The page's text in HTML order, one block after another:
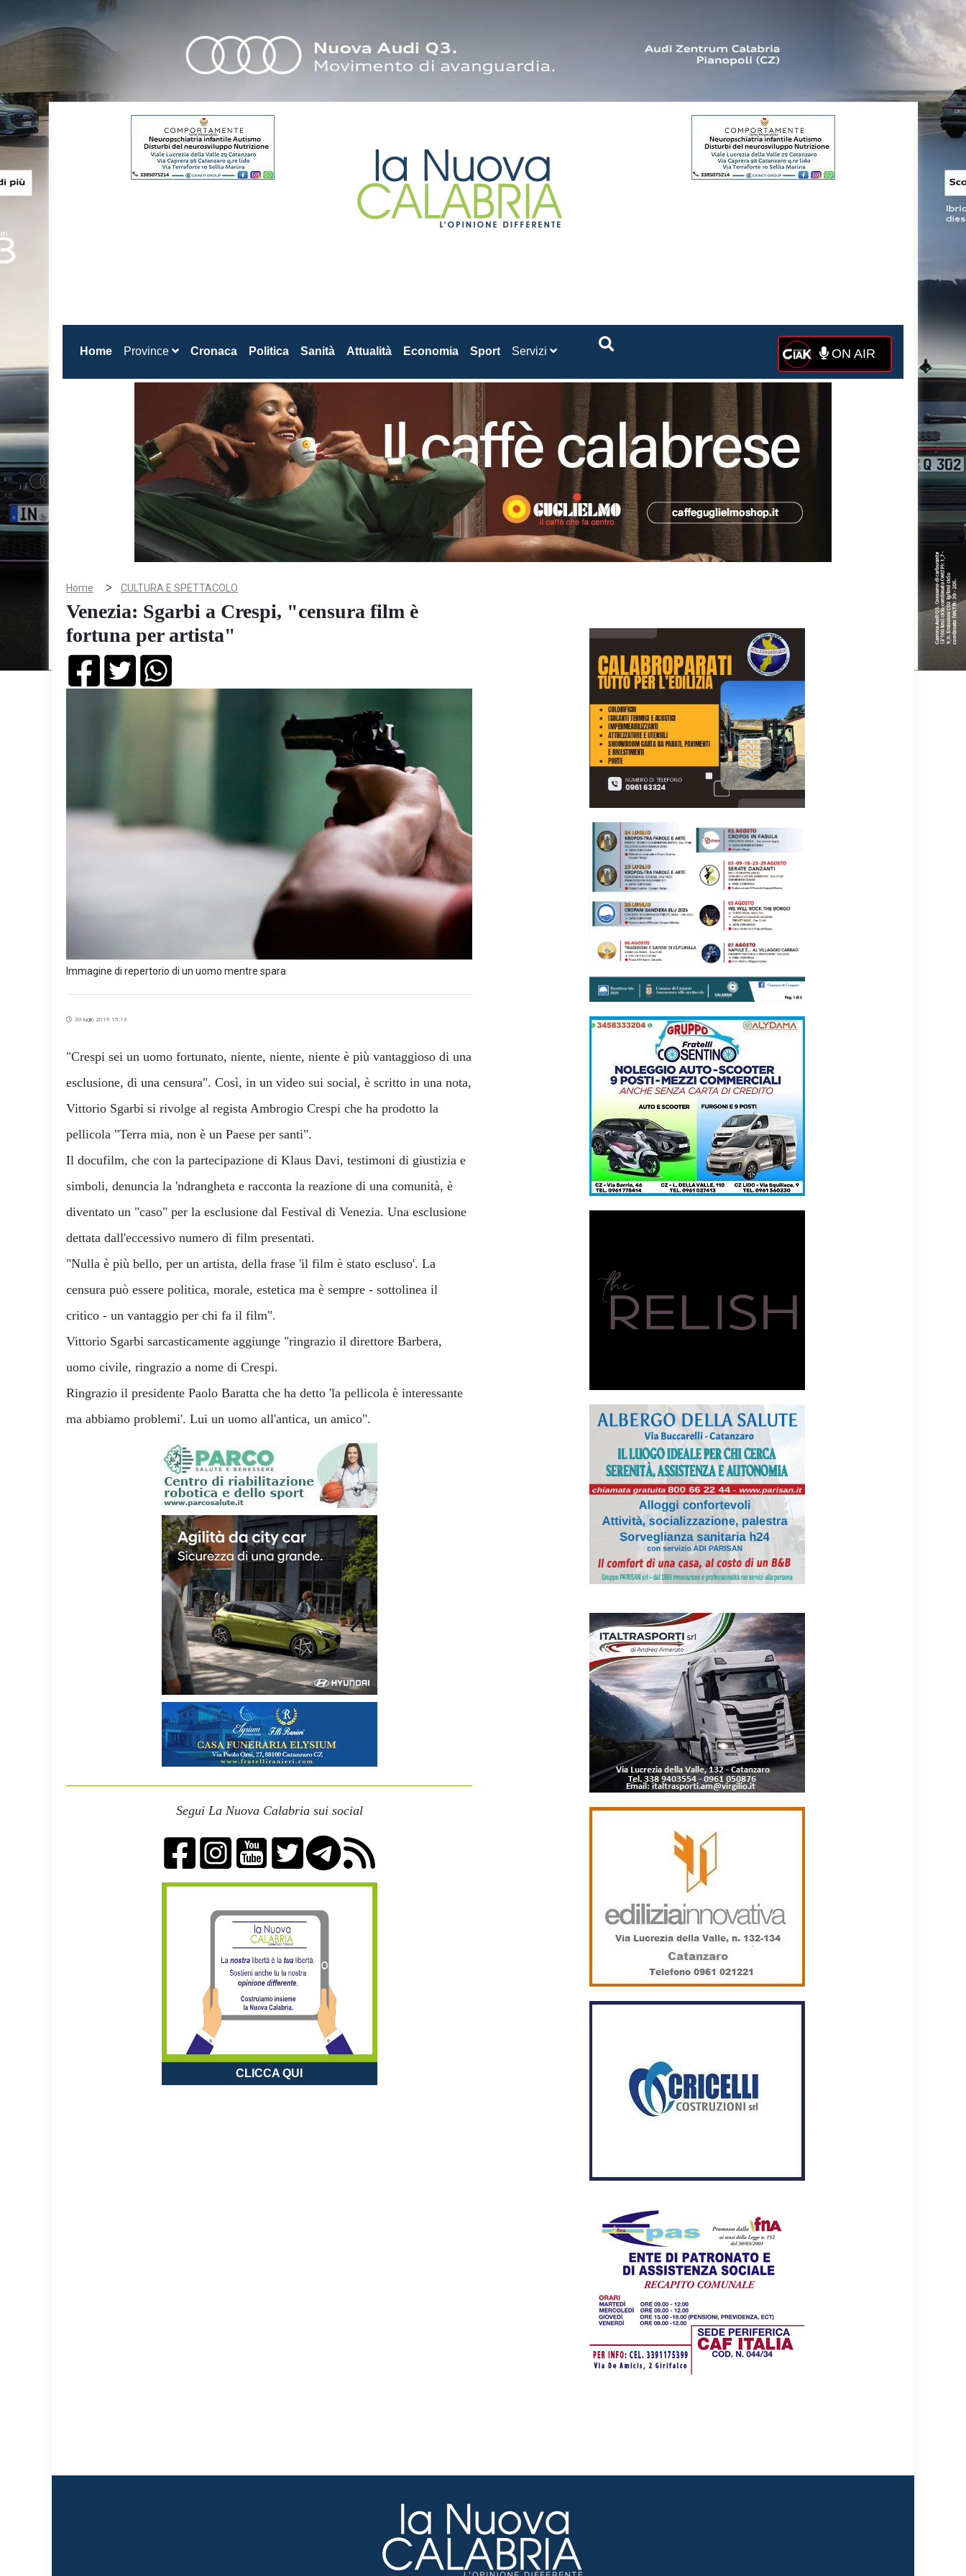
Home(current)
Province Cronaca Politica Sanità Attualità Economia Sport Servizi ON AIR
Home > CULTURA E SPETTACOLO
Venezia: Sgarbi a Crespi, "censura film è
fortuna per artista"
Immagine di repertorio di un uomo mentre spara
30 luglio 2019 15:13
"Crespi sei un uomo fortunato, niente, niente, niente è più vantaggioso di una
esclusione, di una censura". Così, in un video sui social, è scritto in una nota,
Vittorio Sgarbi si rivolge al regista Ambrogio Crespi che ha prodotto la
pellicola "Terra mia, non è un Paese per santi".
Il docufilm, che con la partecipazione di Klaus Davi, testimoni di giustizia e
simboli, denuncia la 'ndrangheta e racconta la reazione di una comunità, è
diventato un "caso" per la esclusione dal Festival di Venezia. Una esclusione
dettata dall'eccessivo numero di film presentati.
"Nulla è più bello, per un artista, della frase 'il film è stato escluso'. La
censura può essere politica, morale, estetica ma è sempre - sottolinea il
critico - un vantaggio per chi fa il film".
Vittorio Sgarbi sarcasticamente aggiunge "ringrazio il direttore Barbera,
uomo civile, ringrazio a nome di Crespi.
Ringrazio il presidente Paolo Baratta che ha detto 'la pellicola è interessante
ma abbiamo problemi'. Lui un uomo all'antica, un amico".
Segui La Nuova Calabria sui social
CLICCA QUI